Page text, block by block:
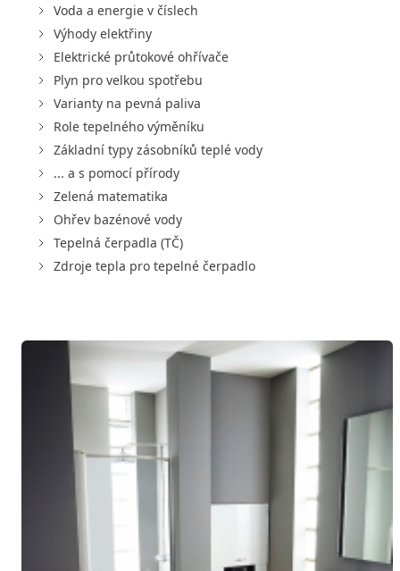
Voda a energie v číslech
Výhody elektřiny
Elektrické průtokové ohřívače
Plyn pro velkou spotřebu
Varianty na pevná paliva
Role tepelného výměníku
Základní typy zásobníků teplé vody
... a s pomocí přírody
Zelená matematika
Ohřev bazénové vody
Tepelná čerpadla (TČ)
Zdroje tepla pro tepelné čerpadlo